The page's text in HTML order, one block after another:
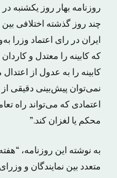
روزنامه بهار روز یکشنبه
چند روز گذشته اختلافی
ایران در رای اعتماد وزرا
که کابینه را معتدل و
کابینه را به عدول از
نمی‌توان پیش‌بینی دقیقی
اعتمادی که می‌تواند راه
محکم یا لغزان کند.”
به نوشته این روزنامه،
متعدد بین نمایندگان و